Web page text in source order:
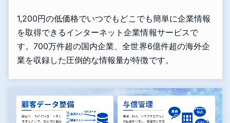
1,200円の低価格でいつでもどこでも簡単に企業情報
を取得できるインターネット企業情報サービスで
す。700万件超の国内企業、全世界6億件超の海外企
業を収録した圧倒的な情報量が特徴です。